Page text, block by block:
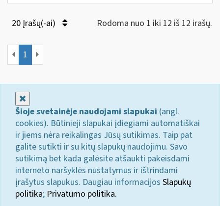
20 Įrašų(-ai) Rodoma nuo 1 iki 12 iš 12 irašų.
1
Šioje svetainėje naudojami slapukai (angl.
cookies). Būtinieji slapukai įdiegiami automatiškai
ir jiems nėra reikalingas Jūsų sutikimas. Taip pat
galite sutikti ir su kitų slapukų naudojimu. Savo
sutikimą bet kada galėsite atšaukti pakeisdami
interneto naršyklės nustatymus ir ištrindami
įrašytus slapukus. Daugiau informacijos Slapukų
politika; Privatumo politika.